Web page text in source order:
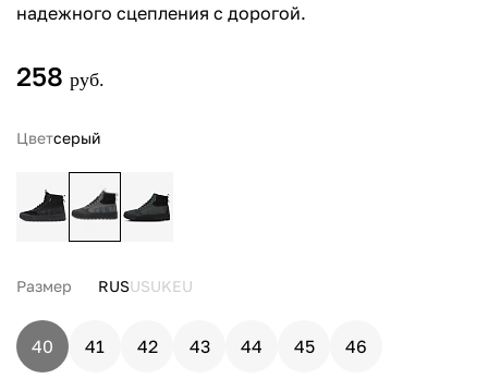
надежного сцепления с дорогой.
258 руб.
Цветсерый
Размер RUSUSUKEU
40 41 42 43 44 45 46